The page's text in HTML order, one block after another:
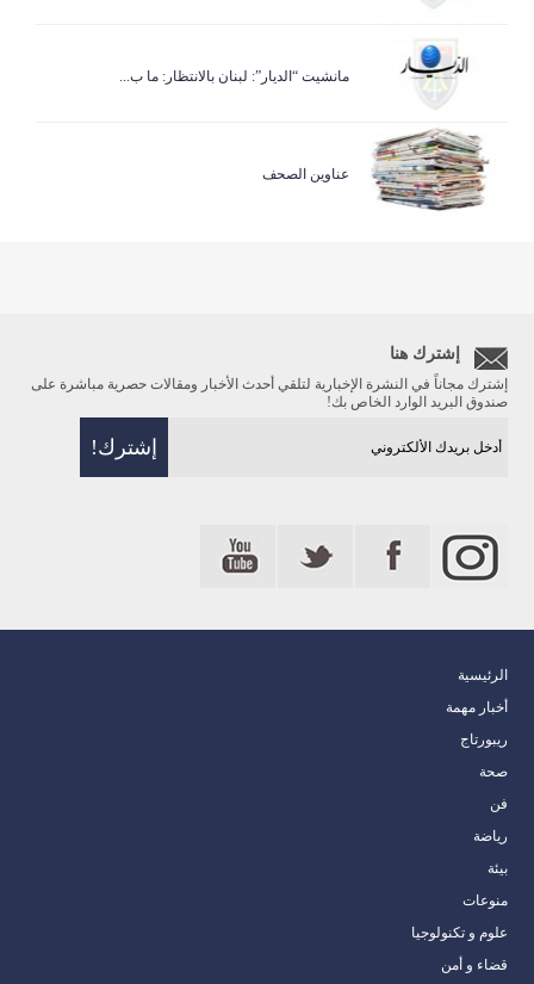
مانشيت “الديار”: لبنان بالانتظار: ما ب...
عناوين الصحف
إشترك هنا
إشترك مجاناً في النشرة الإخبارية لتلقي أحدث الأخبار ومقالات حصرية مباشرة على
صندوق البريد الوارد الخاص بك!
الرئيسية
أخبار مهمة
ريبورتاج
صحة
فن
رياضة
بيئة
منوعات
علوم و تكنولوجيا
قضاء و أمن